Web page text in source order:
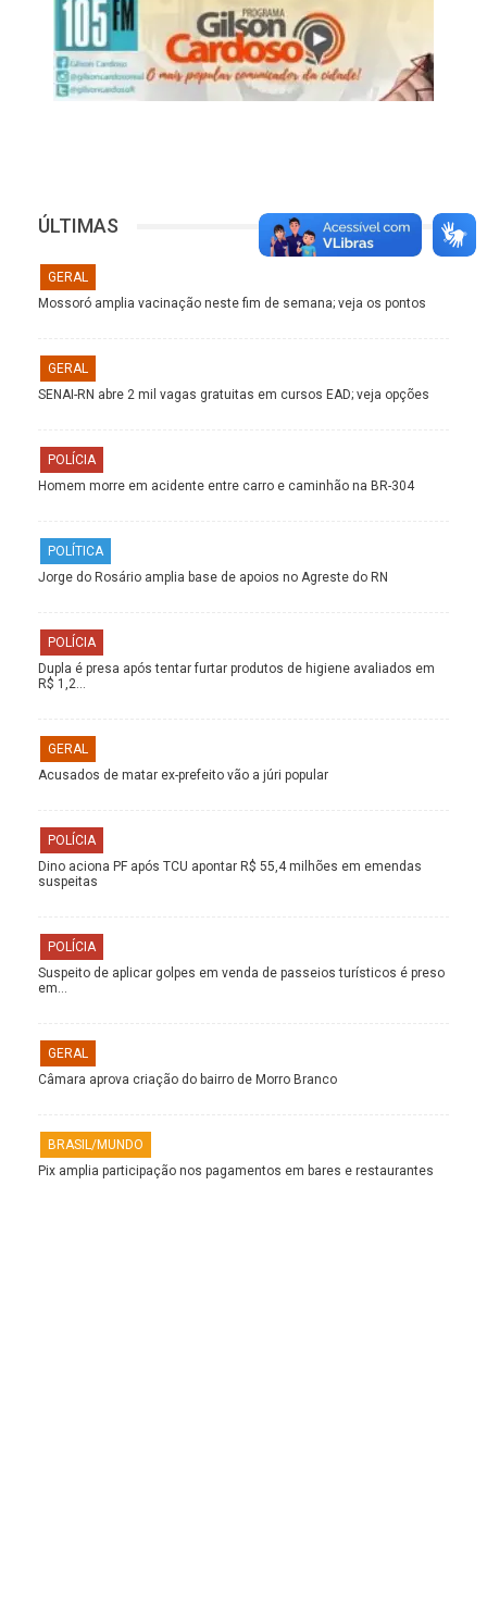
ÚLTIMAS
GERAL
Mossoró amplia vacinação neste fim de semana; veja os pontos
GERAL
SENAI-RN abre 2 mil vagas gratuitas em cursos EAD; veja opções
POLÍCIA
Homem morre em acidente entre carro e caminhão na BR-304
POLÍTICA
Jorge do Rosário amplia base de apoios no Agreste do RN
POLÍCIA
Dupla é presa após tentar furtar produtos de higiene avaliados em
R$ 1,2…
GERAL
Acusados de matar ex-prefeito vão a júri popular
POLÍCIA
Dino aciona PF após TCU apontar R$ 55,4 milhões em emendas
suspeitas
POLÍCIA
Suspeito de aplicar golpes em venda de passeios turísticos é preso
em…
GERAL
Câmara aprova criação do bairro de Morro Branco
BRASIL/MUNDO
Pix amplia participação nos pagamentos em bares e restaurantes